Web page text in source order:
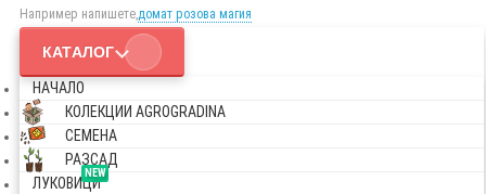
Например напишете,домат розова магия
КАТАЛОГ
НАЧАЛО
КОЛЕКЦИИ AGROGRADINA
СЕМЕНА
РАЗСАД
NEW
ЛУКОВИЦИ